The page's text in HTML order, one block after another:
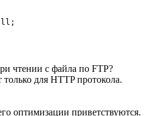
чтении с файла по FTP?
только для HTTP протокола.
оптимизации приветствуются.